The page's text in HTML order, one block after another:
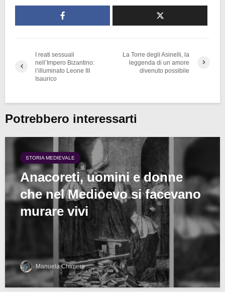
I reati sessuali
nell’Impero Bizantino:
l’illuminato Leone III
Isaurico
La Torre degli Asinelli, la
leggenda di un amore
divenuto possibile
Potrebbero interessarti
STORIA MEDIEVALE
Anacoreti, uomini e donne
che nel Medioevo si facevano
murare vivi
Manuela Chimera